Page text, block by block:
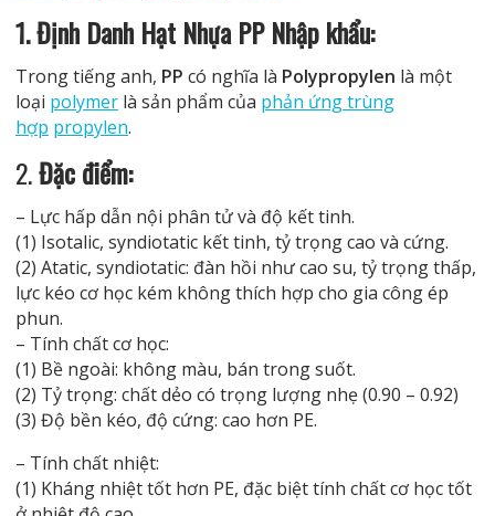
1. Định Danh Hạt Nhựa PP Nhập khẩu:
Trong tiếng anh, PP có nghĩa là Polypropylen là một
loại polymerlà sản phẩm của phản ứng trùng
hợp propylen.
2.Đặc điểm:
– Lực hấp dẫn nội phân tử và độ kết tinh.
(1) Isotalic, syndiotatic kết tinh, tỷ trọng cao và cứng.
(2) Atatic, syndiotatic: đàn hồi như cao su, tỷ trọng thấp,
lực kéo cơ học kém không thích hợp cho gia công ép
phun.
– Tính chất cơ học:
(1) Bề ngoài: không màu, bán trong suốt.
(2) Tỷ trọng: chất dẻo có trọng lượng nhẹ (0.90 – 0.92)
(3) Độ bền kéo, độ cứng: cao hơn PE.
– Tính chất nhiệt:
(1) Kháng nhiệt tốt hơn PE, đặc biệt tính chất cơ học tốt